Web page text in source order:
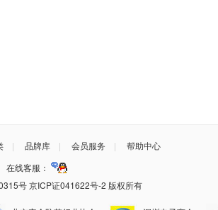
| 品牌库 | 会员服务 |
帮助中心
线客服：
号 京ICP证041622号-2 版权所有